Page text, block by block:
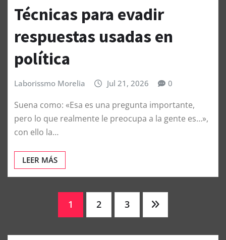
Técnicas para evadir
respuestas usadas en
política
Laborissmo Morelia Jul 21, 2026 0
Suena como: «Esa es una pregunta importante,
pero lo que realmente le preocupa a la gente es…»,
con ello la…
LEER MÁS
Paginación
1 2 3